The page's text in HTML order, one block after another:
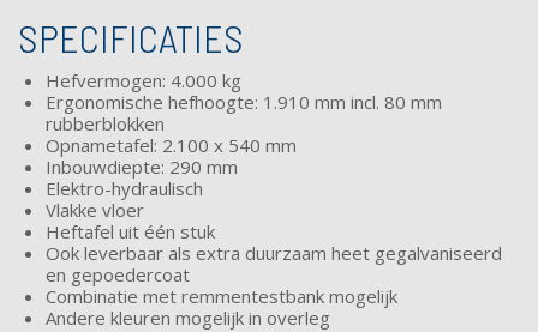
SPECIFICATIES
Hefvermogen: 4.000 kg
Ergonomische hefhoogte: 1.910 mm incl. 80 mm
rubberblokken
Opnametafel: 2.100 x 540 mm
Inbouwdiepte: 290 mm
Elektro-hydraulisch
Vlakke vloer
Heftafel uit één stuk
Ook leverbaar als extra duurzaam heet gegalvaniseerd
en gepoedercoat
Combinatie met remmentestbank mogelijk
Andere kleuren mogelijk in overleg